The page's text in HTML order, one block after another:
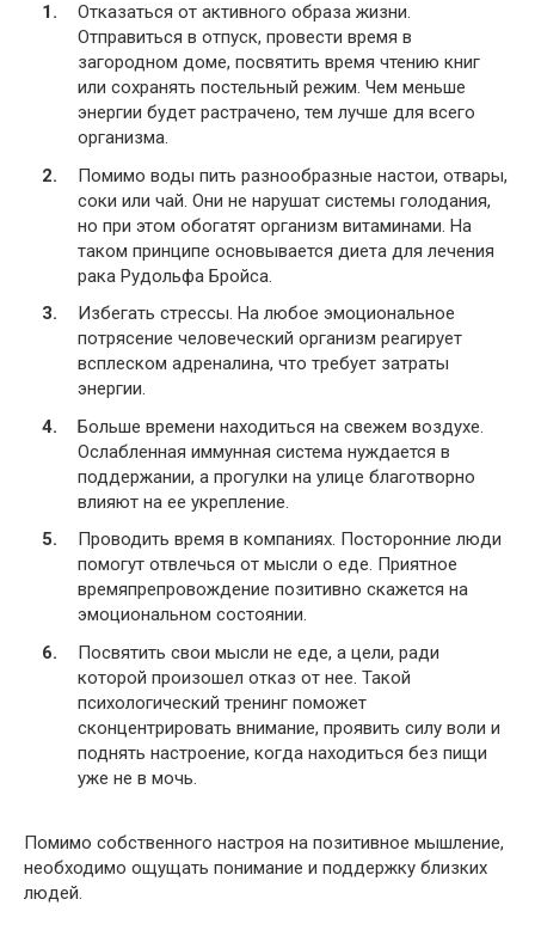
Отказаться от активного образа жизни.
Отправиться в отпуск, провести время в
загородном доме, посвятить время чтению книг
или сохранять постельный режим. Чем меньше
энергии будет растрачено, тем лучше для всего
организма.
Помимо воды пить разнообразные настои, отвары,
соки или чай. Они не нарушат системы голодания,
но при этом обогатят организм витаминами. На
таком принципе основывается диета для лечения
рака Рудольфа Бройса.
Избегать стрессы. На любое эмоциональное
потрясение человеческий организм реагирует
всплеском адреналина, что требует затраты
энергии.
Больше времени находиться на свежем воздухе.
Ослабленная иммунная система нуждается в
поддержании, а прогулки на улице благотворно
влияют на ее укрепление.
Проводить время в компаниях. Посторонние люди
помогут отвлечься от мысли о еде. Приятное
времяпрепровождение позитивно скажется на
эмоциональном состоянии.
Посвятить свои мысли не еде, а цели, ради
которой произошел отказ от нее. Такой
психологический тренинг поможет
сконцентрировать внимание, проявить силу воли и
поднять настроение, когда находиться без пищи
уже не в мочь.
Помимо собственного настроя на позитивное мышление,
необходимо ощущать понимание и поддержку близких
людей.